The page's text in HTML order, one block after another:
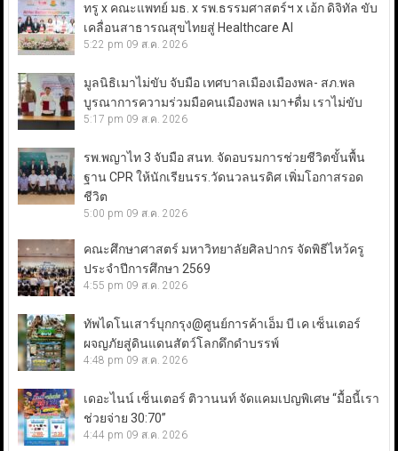
ทรู x คณะแพทย์ มธ. x รพ.ธรรมศาสตร์ฯ x เอ้ก ดิจิทัล ขับ
เคลื่อนสาธารณสุขไทยสู่ Healthcare AI
5:22 pm 09 ส.ค. 2026
มูลนิธิเมาไม่ขับ จับมือ เทศบาลเมืองเมืองพล- สภ.พล
บูรณาการความร่วมมือคนเมืองพล เมา+ดื่ม เราไม่ขับ
5:17 pm 09 ส.ค. 2026
รพ.พญาไท 3 จับมือ สนท. จัดอบรมการช่วยชีวิตขั้นพื้น
ฐาน CPR ให้นักเรียนรร.วัดนวลนรดิศ เพิ่มโอกาสรอด
ชีวิต
5:00 pm 09 ส.ค. 2026
คณะศึกษาศาสตร์ มหาวิทยาลัยศิลปากร จัดพิธีไหว้ครู
ประจำปีการศึกษา 2569
4:55 pm 09 ส.ค. 2026
ทัพไดโนเสาร์บุกกรุง@ศูนย์การค้าเอ็ม บี เค เซ็นเตอร์
ผจญภัยสู่ดินแดนสัตว์โลกดึกดำบรรพ์
4:48 pm 09 ส.ค. 2026
เดอะไนน์ เซ็นเตอร์ ติวานนท์ จัดแคมเปญพิเศษ “มื้อนี้เรา
ช่วยจ่าย 30:70”
4:44 pm 09 ส.ค. 2026